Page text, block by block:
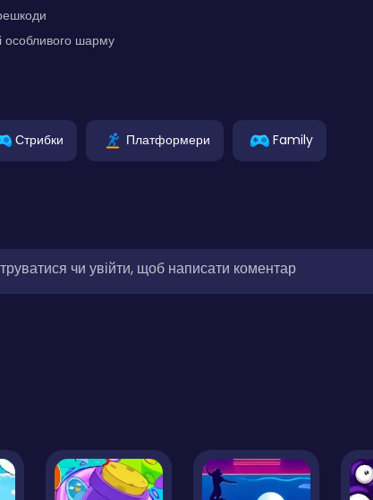
особливого шарму
Стрибки Платформери Family
чи увійти, щоб написати коментар